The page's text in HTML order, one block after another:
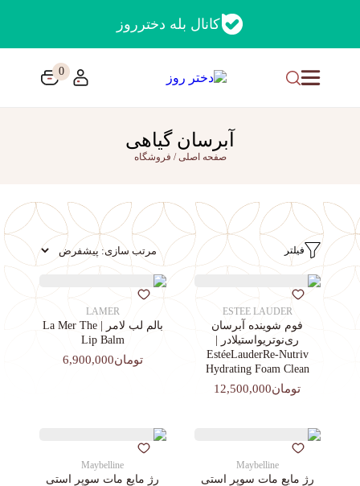
کانال بله دخترروز
0
آبرسان گیاهی
صفحه اصلی/ فروشگاه
فیلتر
ESTEE LAUDER
فوم شوینده آبرسان
ری‌نوتریواستیلادر |
EstéeLauderRe-Nutriv
Hydrating Foam Clean
تومان12,500,000
LAMER
بالم لب لامر | La Mer The
Lip Balm
تومان6,900,000
Maybelline
رژ مایع مات سوپر استی‌
Maybelline
رژ مایع مات سوپر استی‌